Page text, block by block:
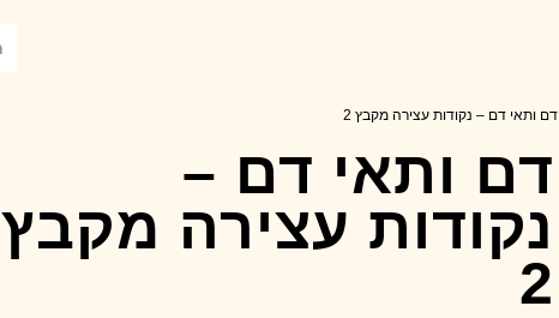
דם ותאי דם – נקודות עצירה מקבץ 2
דם ותאי דם –
נקודות עצירה מקבץ
2